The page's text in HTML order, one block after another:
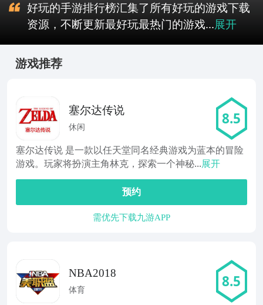
好玩的手游排行榜汇集了所有好玩的游戏下载
资源，不断更新最好玩最热门的游戏...展开
游戏推荐
塞尔达传说
休闲 8.5
塞尔达传说 是一款以任天堂同名经典游戏为蓝本的冒险
游戏。玩家将扮演主角林克，探索一个神秘...展开
预约
需优先下载九游APP
NBA2018
体育 8.5